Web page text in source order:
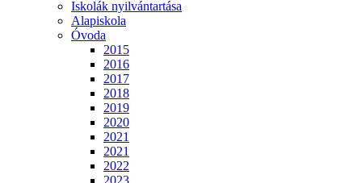
Iskolák nyilvántartása
Alapiskola
Óvoda
2015
2016
2017
2018
2019
2020
2021
2021
2022
2023